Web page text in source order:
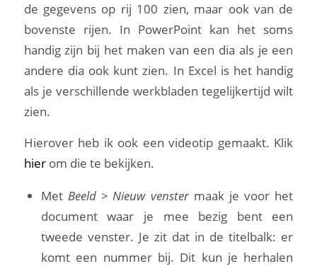
de gegevens op rij 100 zien, maar ook van de
bovenste rijen. In PowerPoint kan het soms
handig zijn bij het maken van een dia als je een
andere dia ook kunt zien. In Excel is het handig
als je verschillende werkbladen tegelijkertijd wilt
zien.
Hierover heb ik ook een videotip gemaakt. Klik
hierom die te bekijken.
MetBeeld > Nieuw venstermaak je voor het
document waar je mee bezig bent een
tweede venster. Je zit dat in de titelbalk: er
komt een nummer bij. Dit kun je herhalen